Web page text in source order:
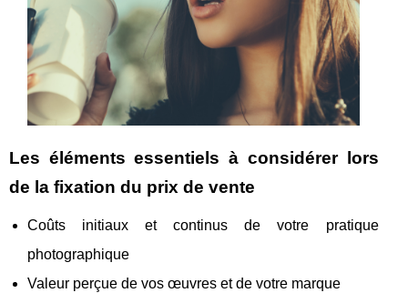
Les éléments essentiels à considérer lors
de la fixation du prix de vente
Coûts initiaux et continus de votre pratique
photographique
Valeur perçue de vos œuvres et de votre marque